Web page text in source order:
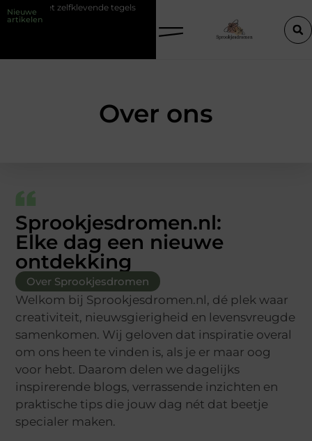
Nieuwe
artikelen
zelfklevende tegels Mythen en realiteiten van een barber
Over ons
Sprookjesdromen.nl:
Elke dag een nieuwe
ontdekking
Over Sprookjesdromen
Welkom bij Sprookjesdromen.nl, dé plek waar
creativiteit, nieuwsgierigheid en levensvreugde
samenkomen. Wij geloven dat inspiratie overal
om ons heen te vinden is, als je er maar oog
voor hebt. Daarom delen we dagelijks
inspirerende blogs, verrassende inzichten en
praktische tips die jouw dag nét dat beetje
specialer maken.